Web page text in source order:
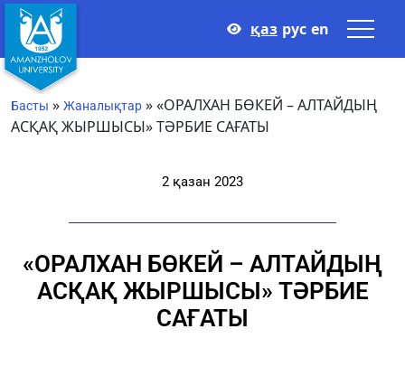
қаз рус en
Басты » Жаналықтар »«ОРАЛХАН БӨКЕЙ – АЛТАЙДЫҢ
АСҚАҚ ЖЫРШЫСЫ» ТӘРБИЕ САҒАТЫ
2 қазан 2023
«ОРАЛХАН БӨКЕЙ – АЛТАЙДЫҢ
АСҚАҚ ЖЫРШЫСЫ» ТӘРБИЕ
САҒАТЫ